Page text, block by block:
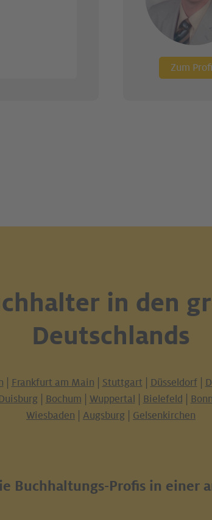
Zum Profil
in den
Deutschlands
Frankfurt am Main Stuttgart Düsseldorf|
Duisburg Bochum Wuppertal Bielefeld Bonn
Wiesbaden
Augsburg Gelsenkirchen
Buchhaltungs-Profis in einer